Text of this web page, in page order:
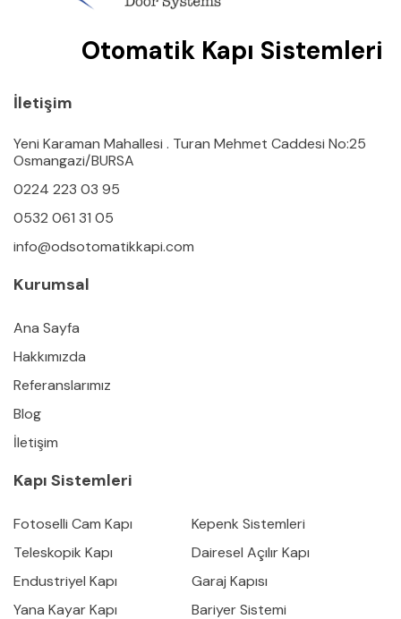
Otomatik Kapı Sistemleri
İletişim
Yeni Karaman Mahallesi . Turan Mehmet Caddesi No:25
Osmangazi/BURSA
0224 223 03 95
0532 061 31 05
info@odsotomatikkapi.com
Kurumsal
Ana Sayfa
Hakkımızda
Referanslarımız
Blog
İletişim
Kapı Sistemleri
Fotoselli Cam Kapı
Teleskopik Kapı
Endustriyel Kapı
Yana Kayar Kapı
Kepenk Sistemleri
Dairesel Açılır Kapı
Garaj Kapısı
Bariyer Sistemi